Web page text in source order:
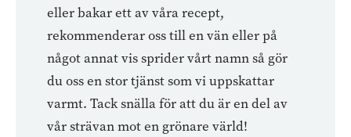
eller bakar ett av våra recept,
rekommenderar oss till en vän eller på
något annat vis sprider vårt namn så gör
du oss en stor tjänst som vi uppskattar
varmt. Tack snälla för att du är en del av
vår strävan mot en grönare värld!